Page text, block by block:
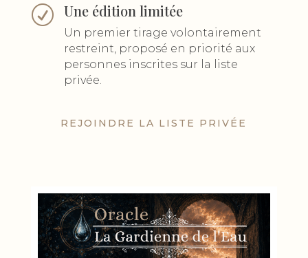
R Une édition limitée
Un premier tirage volontairement
restreint, proposé en priorité aux
personnes inscrites sur la liste
privée.
REJOINDRE LA LISTE PRIVÉE